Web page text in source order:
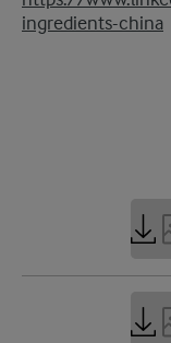
ingredients-china
FiE
218 KB
FiE